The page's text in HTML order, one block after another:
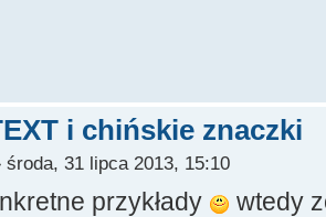
i chińskie znaczki
środa, 31 lipca 2013, 15:10
przykłady wtedy